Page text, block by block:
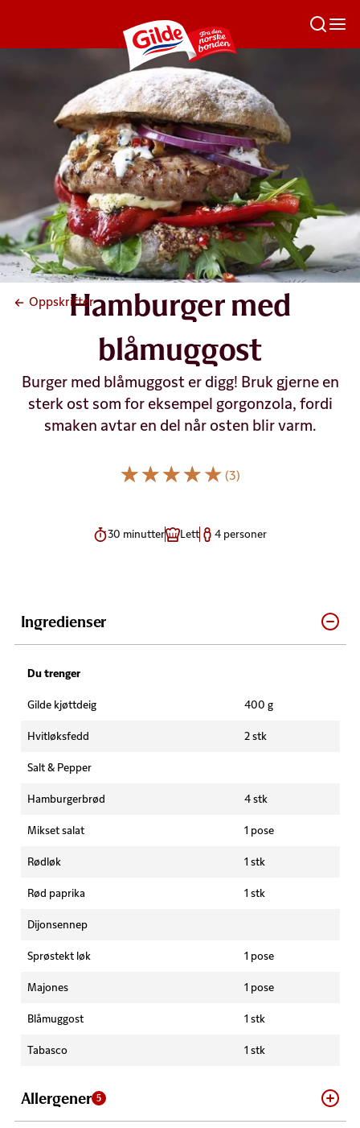
OppskrifterHamburger med
blåmuggost
Burger med blåmuggost er digg! Bruk gjerne en
sterk ost som for eksempel gorgonzola, fordi
smaken avtar en del når osten blir varm.
(3)
30 minutter Lett 4 personer
Ingredienser
Du trenger
Gilde kjøttdeig 400 g
Hvitløksfedd 2 stk
Salt & Pepper
Hamburgerbrød 4 stk
Mikset salat 1 pose
Rødløk 1 stk
Rød paprika 1 stk
Dijonsennep
Sprøstekt løk 1 pose
Majones 1 pose
Blåmuggost 1 stk
Tabasco 1 stk
Allergener 5